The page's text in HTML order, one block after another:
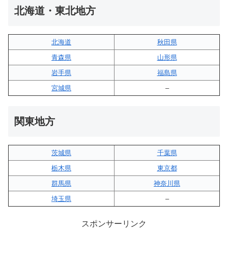
北海道・東北地方
北海道
秋田県
青森県
山形県
岩手県
福島県
宮城県
–
関東地方
茨城県
千葉県
栃木県
東京都
群馬県
神奈川県
埼玉県
–
スポンサーリンク